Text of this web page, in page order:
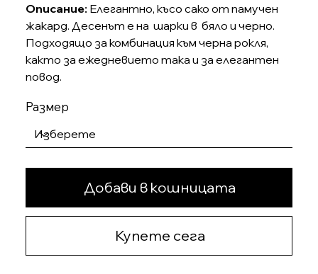
Описание: Елегантно, късо сако от памучен
жакард. Десенът е на шарки в бяло и черно.
Подходящо за комбинация към черна рокля,
както за ежедневието така и за елегантен
повод.
Размер
Добави в кошницата
Купете сега